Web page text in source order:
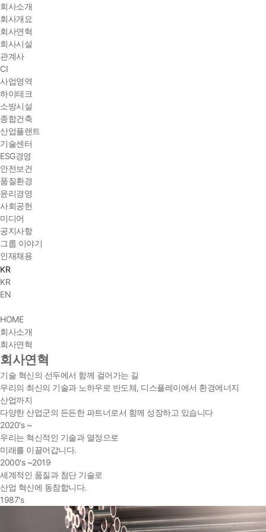
회사소개
회사개요
회사연혁
회사시설
관계사
CI
사업영역
하이테크
소방시설
종합건축
산업플랜트
기술센터
ESG경영
안전보건
품질환경
윤리경영
사회공헌
미디어
공지사항
그룹 이야기
인재채용
KR
KR
EN
HOME
회사소개
회사연혁
회사연혁
기술 혁신의 선두에서 함께 걸어가는 길
우리의 최신의 기술과 노하우로 반도체, 디스플레이에서 환경에너지
산업까지
다양한 산업군의 든든한 파트너로서 함께 성장하고 있습니다
2020's ~
우리는 혁신적인 기술과 열정으로
미래를 이끌어갑니다.
2000's ~2019
세계적인 품질과 첨단 기술로
산업 혁신에 동참합니다.
1987's